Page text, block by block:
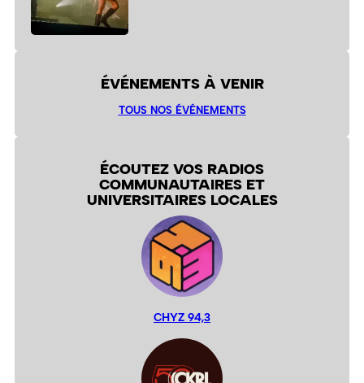
ÉVÉNEMENTS À VENIR
TOUS NOS ÉVÉNEMENTS
ÉCOUTEZ VOS RADIOS
COMMUNAUTAIRES ET
UNIVERSITAIRES LOCALES
CHYZ 94,3